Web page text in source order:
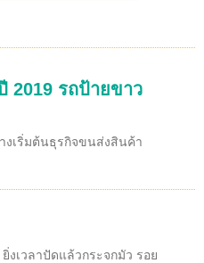
2019 รถป้ายขาว
งเริ่มต้นธุรกิจขนส่งสินค้า
เวลาปัดแล้วกระจกมัว รอย